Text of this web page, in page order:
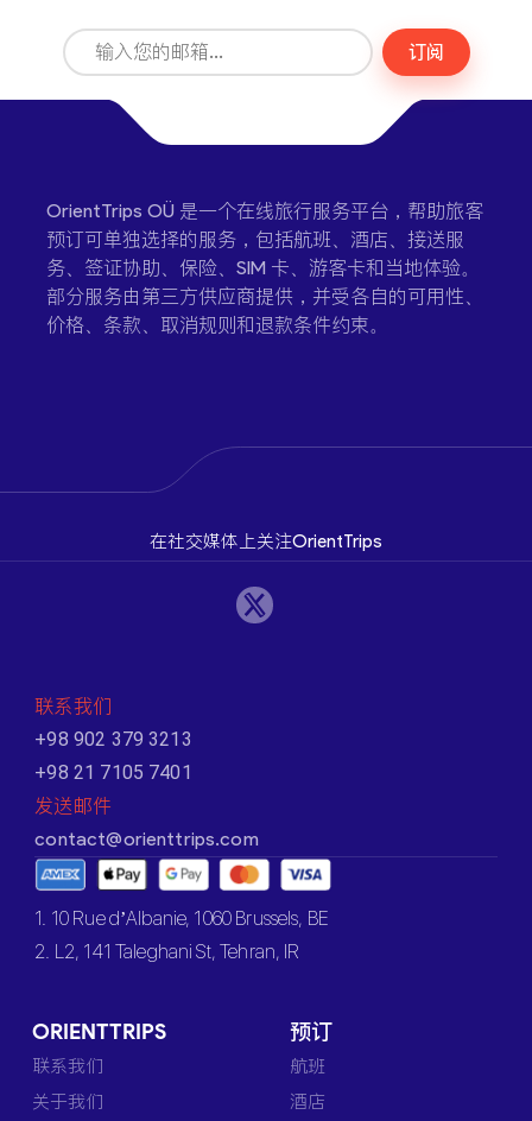
订阅
OrientTrips OÜ 是一个在线旅行服务平台，帮助旅客
预订可单独选择的服务，包括航班、酒店、接送服
务、签证协助、保险、SIM 卡、游客卡和当地体验。
部分服务由第三方供应商提供，并受各自的可用性、
价格、条款、取消规则和退款条件约束。
在社交媒体上关注OrientTrips
联系我们
+98 902 379 3213
+98 21 7105 7401
发送邮件
contact@orienttrips.com
1. 10 Rue d’Albanie, 1060 Brussels, BE
2. L2, 141 Taleghani St, Tehran, IR
ORIENTTRIPS
联系我们
关于我们
预订
航班
酒店